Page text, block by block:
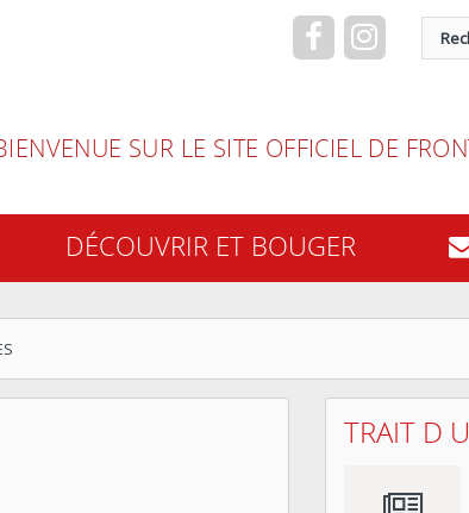
SUR LE SITE OFFICIEL DE
DÉCOUVRIR ET BOUGER
TRAIT D